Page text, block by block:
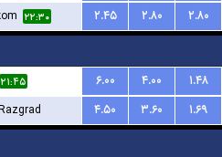
۲۲:۳۰ ۲.۴۵ ۲.۸۰
۲.۸۰
۲۱:۴۵ ۶.۰۰ ۴.۰۰
۱.۴۸
۴.۵۰ ۳.۶۰
۱.۶۹